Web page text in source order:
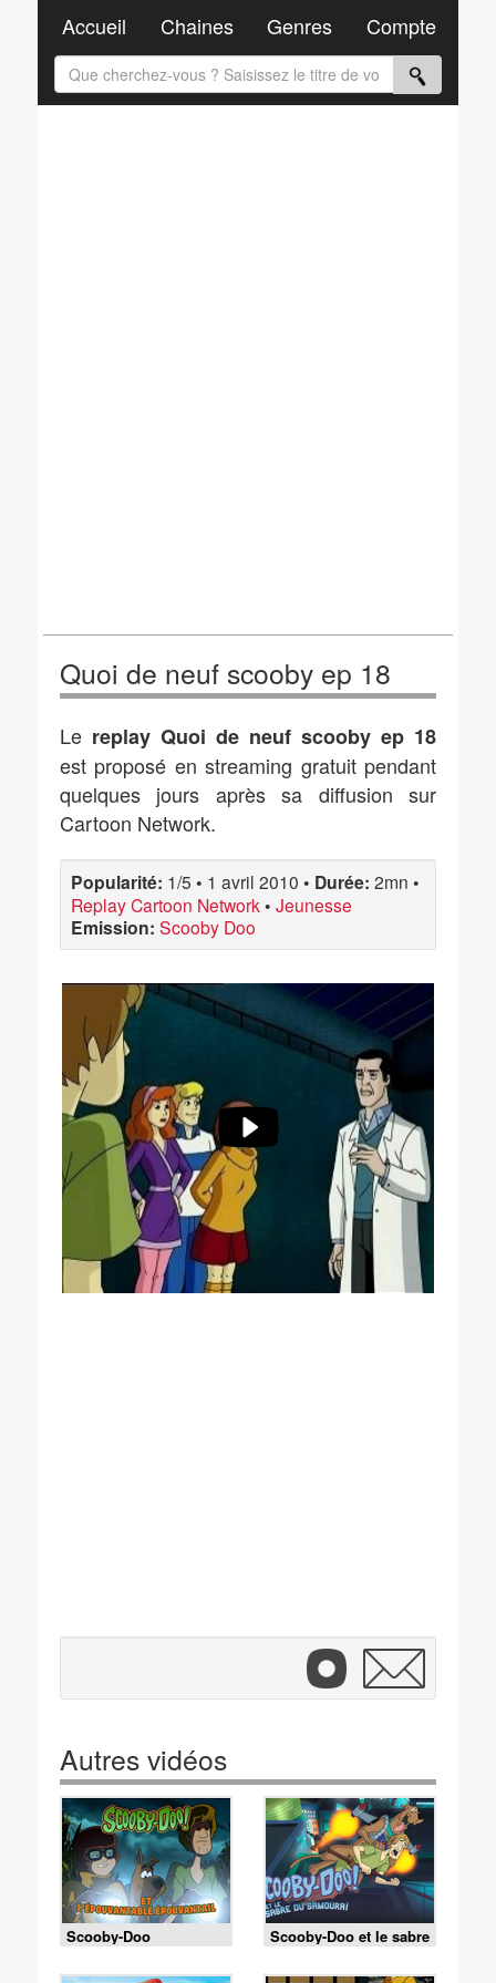
Quoi de neuf scooby ep 18
Le replay Quoi de neuf scooby ep 18
est proposé en streaming gratuit pendant
quelques jours après sa diffusion sur
Cartoon Network.
Popularité: 1/5 • 1 avril 2010 • Durée: 2mn •
Replay Cartoon Network • Jeunesse
Emission: Scooby Doo
Autres vidéos
Scooby-Doo Scooby-Doo et le sabre
du samouraï
Accueil Chaines Genres Compte